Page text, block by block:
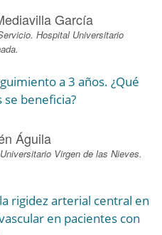
García
Hospital Universitario
a 3 años. ¿Qué
se beneficia?
Águila
Virgen de las Nieves.
rigidez arterial central en
en pacientes con